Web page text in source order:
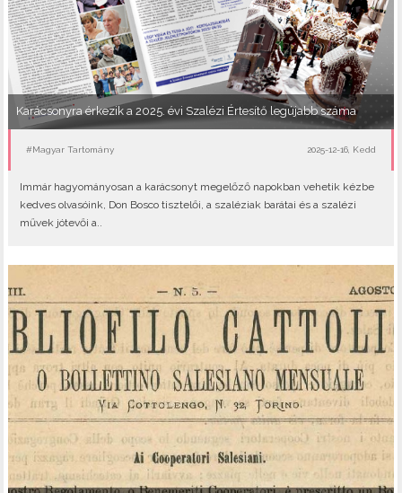
Karácsonyra érkezik a 2025. évi Szalézi Értesítő legújabb száma
#Magyar Tartomány 2025-12-16, Kedd
Immár hagyományosan a karácsonyt megelőző napokban vehetik kézbe
kedves olvasóink, Don Bosco tisztelői, a szaléziak barátai és a szalézi
művek jótevői a..